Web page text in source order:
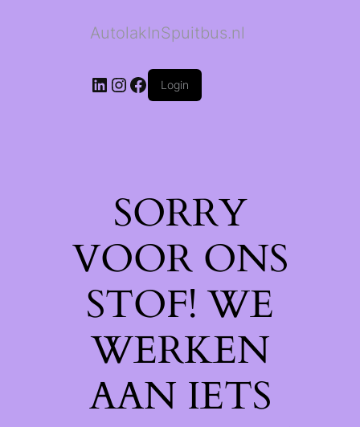
AutolakInSpuitbus.nl
LinkedIn
Instagram
Facebook
Login
SORRY
VOOR ONS
STOF! WE
WERKEN
AAN IETS